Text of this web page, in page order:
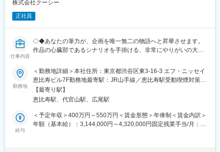
っと上段からプロデュースしたい
・顧客と共にチャレンジしながら、自分の力量を発揮してプロジ
ェクトを成功させたい
・リアル・デジタル（展示・新技術等）を駆使しながら、ものづ
くりをする人として成長したい
・大きな裁量・自由度を持って働き、キャリアアップしたい
・将来的に独立したい、大きな事を成し遂げたい（そのために能
■同社に関して
2017年に設立された同社は、”リアル・バーチャル”×”エンターテ
イメント・アート”の領域にて、XR・AI・映像・空間演出・マーケ
大友克洋氏とのアニメスタジオ設立など、世界展開を見据えたIP
株式会社クーシー
正社員
仕事内容
◇◆あなたの筆力が、企画を唯一無二の物語へと昇華させます。
作品の心臓部であるシナリオを手掛ける、非常にやりがいの大き
■業務内容
シナリオライター映像制作事業のメンバーとして、動画制作にお
ける企画から編集までを幅広く担当していただきます。自社のブ
ランド価値向上を目的とした動画制作を行います。
■業務詳細
勤務地
＜勤務地詳細＞本社住所：東京都渋谷区東3-16-3 エフ・ニッセイ
恵比寿ビル7F勤務地最寄駅：JR山手線／恵比寿駅受動喫煙対策：
屋内喫煙可能場所あり変更の範囲：会社の定める事業所
【最寄り駅】
恵比寿駅、代官山駅、広尾駅
給与
＜予定年収＞400万円～550万円＜賃金形態＞年俸制＜賃金内訳＞
年額（基本給）：3,144,000円～4,320,000円固定残業手当/月：